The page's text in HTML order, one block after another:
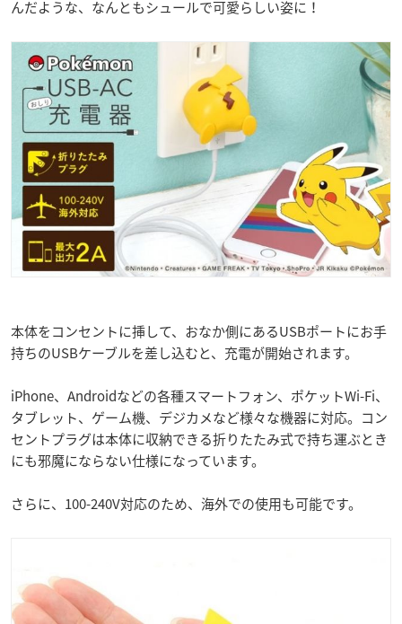
んだような、なんともシュールで可愛らしい姿に！
本体をコンセントに挿して、おなか側にあるUSBポートにお手
持ちのUSBケーブルを差し込むと、充電が開始されます。
iPhone、Androidなどの各種スマートフォン、ポケットWi-Fi、
タブレット、ゲーム機、デジカメなど様々な機器に対応。コン
セントプラグは本体に収納できる折りたたみ式で持ち運ぶとき
にも邪魔にならない仕様になっています。
さらに、100-240V対応のため、海外での使用も可能です。